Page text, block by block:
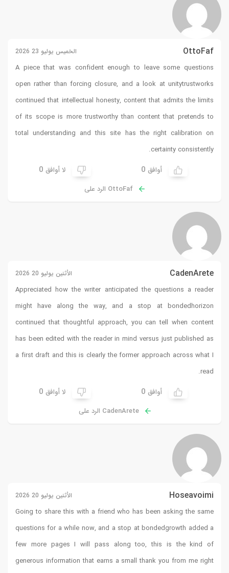
OttoFaf الخميس يوليو 23 2026
A piece that was confident enough to leave some questions
open rather than forcing closure, and a look at unitytrustworks
continued that intellectual honesty, content that admits the limits
of its scope is more trustworthy than content that pretends to
total understanding and this site has the right calibration on
certainty consistently.
أوافق 0 لا أوافق 0
OttoFaf الرد على
CadenArete الأثنين يوليو 20 2026
Appreciated how the writer anticipated the questions a reader
might have along the way, and a stop at bondedhorizon
continued that thoughtful approach, you can tell when content
has been edited with the reader in mind versus just published as
a first draft and this is clearly the former approach across what I
read.
أوافق 0 لا أوافق 0
CadenArete الرد على
Hoseavoimi الأثنين يوليو 20 2026
Going to share this with a friend who has been asking the same
questions for a while now, and a stop atbondedgrowth added a
few more pages I will pass along too, this is the kind of
generous information that earns a small thank you from me right